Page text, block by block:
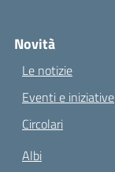
Novità
Le notizie
Eventi e iniziative
Circolari
Albi